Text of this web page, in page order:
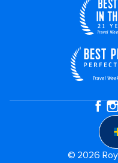
© 2026